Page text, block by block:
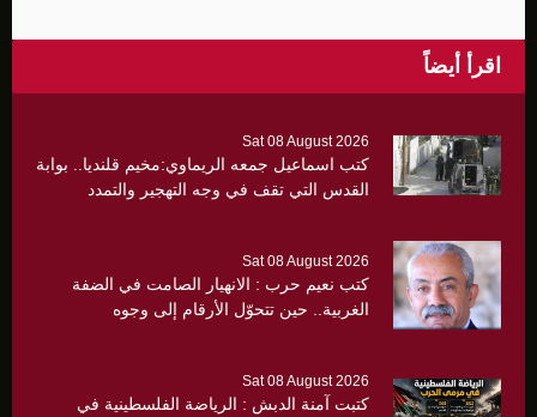
اقرأ أيضاً
Sat 08 August 2026
كتب اسماعيل جمعه الريماوي:مخيم قلنديا.. بوابة
القدس التي تقف في وجه التهجير والتمدد
Sat 08 August 2026
كتب نعيم حرب : الانهيار الصامت في الضفة
الغربية.. حين تتحوّل الأرقام إلى وجوه
Sat 08 August 2026
كتبت آمنة الدبش : الرياضة الفلسطينية في